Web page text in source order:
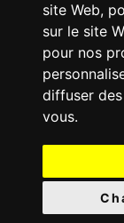
site Web,
sur le site
pour nos
diffuser
vous.